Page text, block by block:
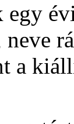
a